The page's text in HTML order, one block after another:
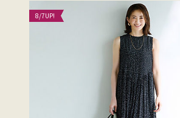
8/7UP!